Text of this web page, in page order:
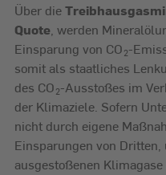
Über die
Quote, werden
Einsparung von CO 2-
somit als staatliches
des CO 2-Ausstoßes im
der Klimaziele. Sofern
nicht durch eigene
Einsparungen von Dritten,
ausgestoßenen